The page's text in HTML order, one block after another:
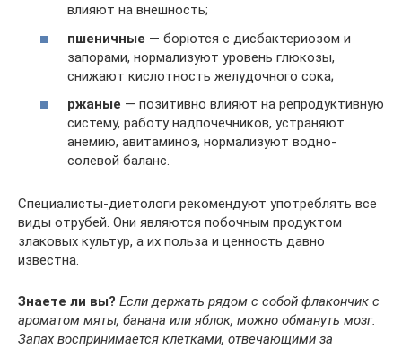
влияют на внешность;
пшеничные — борются с дисбактериозом и
запорами, нормализуют уровень глюкозы,
снижают кислотность желудочного сока;
ржаные — позитивно влияют на репродуктивную
систему, работу надпочечников, устраняют
анемию, авитаминоз, нормализуют водно-
солевой баланс.
Специалисты-диетологи рекомендуют употреблять все
виды отрубей. Они являются побочным продуктом
злаковых культур, а их польза и ценность давно
известна.
Знаете ли вы? Если держать рядом с собой флакончик с
ароматом мяты, банана или яблок, можно обмануть мозг.
Запах воспринимается клетками, отвечающими за